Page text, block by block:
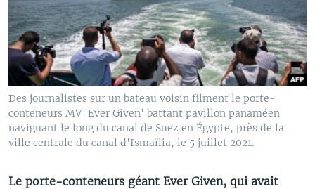
Des journalistes sur un bateau voisin filment le porte-
conteneurs MV 'Ever Given' battant pavillon panaméen
naviguant le long du canal de Suez en Égypte, près de la
ville centrale du canal d'Ismaïlia, le 5 juillet 2021.
Le porte-conteneurs géant Ever Given, qui avait